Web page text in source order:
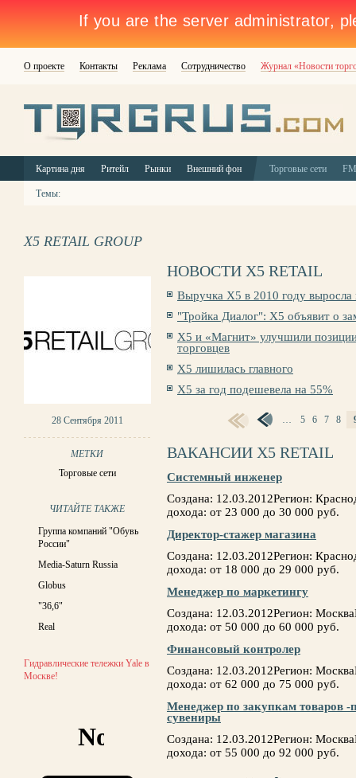
О проекте Контакты Реклама Сотрудничество Журнал «Новости
Картина дня Ритейл Рынки Внешний фон Торговые сети
Темы:
X5 RETAIL GROUP
28 Сентября 2011
МЕТКИ
Торговые сети
ЧИТАЙТЕ ТАКЖЕ
Группа компаний "Обувь
России"
Media-Saturn Russia
Globus
"36,6"
Real
Гидравлические тележки Yale в
Москве!
НОВОСТИ X5 RETAIL
Выручка X5 в 2010 году выросла
"Тройка Диалог": X5 объявит о
X5 и «Магнит» улучшили
торговцев
Х5 лишилась главного
Х5 за год подешевела на 55%
… 5 6 7 8
ВАКАНСИИ X5 RETAIL
Системный инженер
Создана: 12.03.2012Регион:
дохода: от 23 000 до 30 000 руб.
Директор-стажер магазина
Создана: 12.03.2012Регион:
дохода: от 18 000 до 29 000 руб.
Менеджер по маркетингу
Создана: 12.03.2012Регион:
дохода: от 50 000 до 60 000 руб.
Финансовый контролер
Создана: 12.03.2012Регион:
дохода: от 62 000 до 75 000 руб.
Менеджер по закупкам товаров -
сувениры
Создана: 12.03.2012Регион:
дохода: от 55 000 до 92 000 руб.